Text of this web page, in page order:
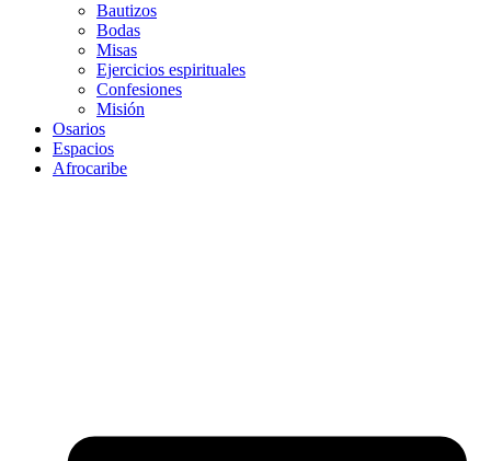
Bautizos
Bodas
Misas
Ejercicios espirituales
Confesiones
Misión
Osarios
Espacios
Afrocaribe